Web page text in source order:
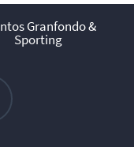
Granfondo &
Sporting